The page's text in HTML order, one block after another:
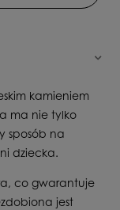
kamieniem
ma nie tylko
sposób na
dziecka.
co gwarantuje
jest